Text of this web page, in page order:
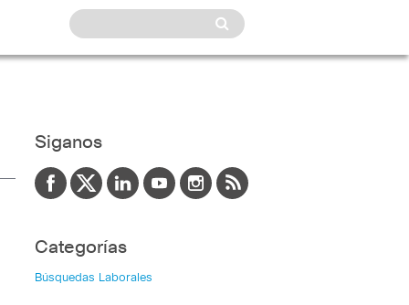
Siganos
Categorías
Búsquedas Laborales